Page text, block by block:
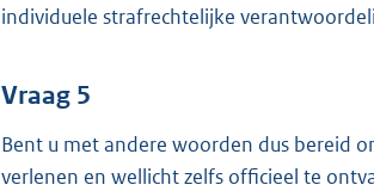
individuele strafrechtelijke
Vraag 5
Bent u met andere woorden dus bereid
verlenen en wellicht zelfs officieel te